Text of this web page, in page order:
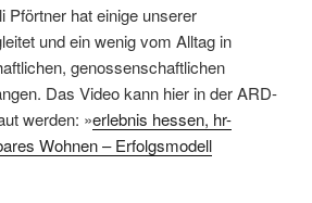
Pförtner hat einige unserer
und ein wenig vom Alltag in
genossenschaftlichen
Das Video kann hier in der ARD-
werden: »erlebnis hessen, hr-
Wohnen – Erfolgsmodell